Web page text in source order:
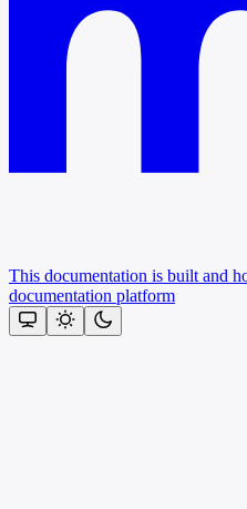
This documentation is built and
documentation platform